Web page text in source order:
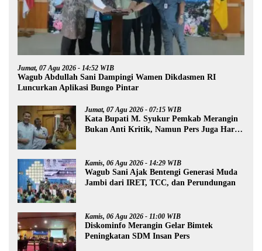
Jumat, 07 Agu 2026 - 14:52 WIB
Wagub Abdullah Sani Dampingi Wamen Dikdasmen RI
Luncurkan Aplikasi Bungo Pintar
Jumat, 07 Agu 2026 - 07:15 WIB
Kata Bupati M. Syukur Pemkab Merangin
Bukan Anti Kritik, Namun Pers Juga Harus
Kamis, 06 Agu 2026 - 14:29 WIB
Wagub Sani Ajak Bentengi Generasi Muda
Jambi dari IRET, TCC, dan Perundungan
Kamis, 06 Agu 2026 - 11:00 WIB
Diskominfo Merangin Gelar Bimtek
Peningkatan SDM Insan Pers